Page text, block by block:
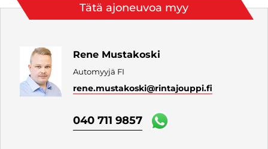
Tätä ajoneuvoa myy
Rene Mustakoski
Automyyjä FI
rene.mustakoski@rintajouppi.fi
040 711 9857